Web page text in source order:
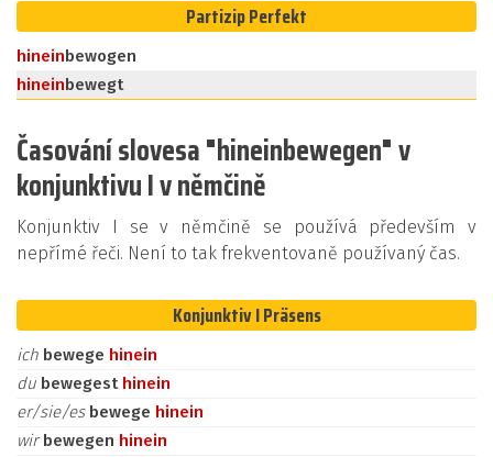
Partizip Perfekt
hineinbewogen
hineinbewegt
Časování slovesa "hineinbewegen" v
konjunktivu I v němčině
Konjunktiv I se v němčině se používá především v
nepřímé řeči. Není to tak frekventovaně používaný čas.
Konjunktiv I Präsens
ich bewege hinein
du bewegest hinein
er/sie/es bewege hinein
wirbewegen hinein